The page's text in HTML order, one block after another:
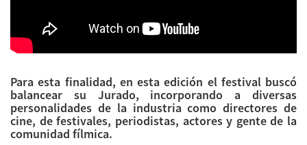
Para esta finalidad, en esta edición el festival buscó
balancear su Jurado, incorporando a diversas
personalidades de la industria como directores de
cine, de festivales, periodistas, actores y gente de la
comunidad fílmica.